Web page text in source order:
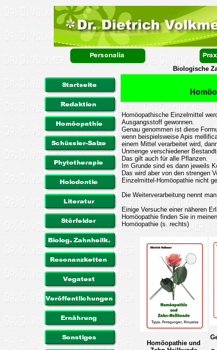
Biologische
Homöopathische Einzelmittel
Ausgangsstoff gewonnen.
Genau genommen ist diese
wenn beispielsweise Apis
einem Mittel verarbeitet wird,
Unmenge verschiedener
Das gilt auch für alle Pflanzen.
Im Grunde sind es dann jeweils
Das wird aber von den strengen
Einzelmittel-Homöopathie nicht
Die Weiterverarbeitung nennt
Einige Versuche einer näheren
Homöopathie finden Sie in
Homöopathie (s. rechts)
Homöopathie und